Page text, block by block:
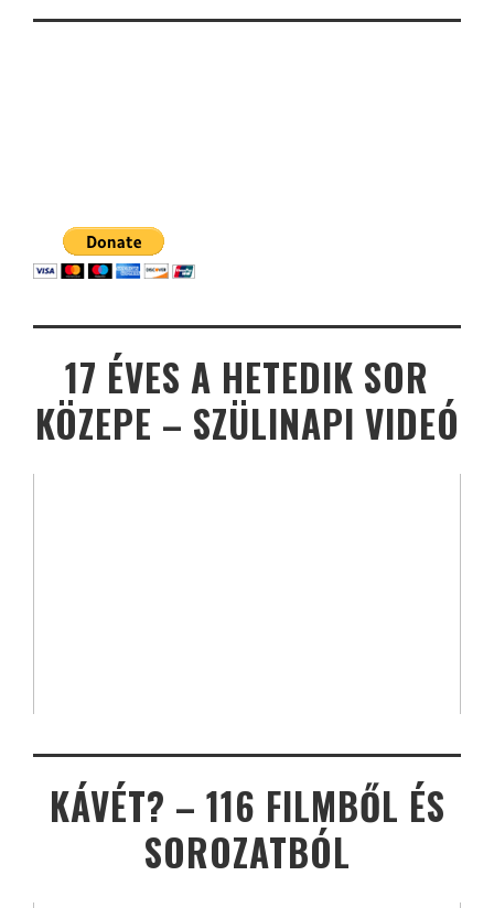
17 ÉVES A HETEDIK SOR
KÖZEPE – SZÜLINAPI VIDEÓ
KÁVÉT? – 116 FILMBŐL ÉS
SOROZATBÓL